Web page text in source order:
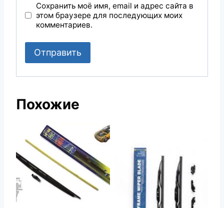
Сохранить моё имя, email и адрес сайта в
этом браузере для последующих моих
комментариев.
Похожие